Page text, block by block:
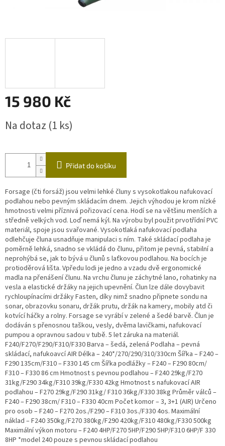
15 980 Kč
cena:
Na dotaz (1 ks)
Přidat do košíku
Forsage (čti forsáž) jsou velmi lehké čluny s vysokotlakou nafukovací
podlahou nebo pevným skládacím dnem. Jejich výhodou je krom nízké
hmotnosti velmi příznivá pořizovací cena. Hodí se na většinu menších a
středně velkých vod. Loď nemá kýl. Na výrobu byl použit prvotřídní PVC
materiál, spoje jsou svařované. Vysokotlaká nafukovací podlaha
odlehčuje čluna usnadňuje manipulaci s ním. Také skládací podlaha je
poměrně lehká, snadno se vkládá do člunu, přitom je pevná, stabilní a
neprohýbá se, jak to bývá u člunů s laťkovou podlahou. Na bocích je
protioděrová lišta. Vpředu lodi je jedno a vzadu dvě ergonomické
madla na přenášení člunu. Na vrchu člunu je záchytné lano, rohatinky na
vesla a elastické držáky na jejich upevnění. Člun lze dále dovybavit
rychloupínacími držáky Fasten, díky nimž snadno připnete sondu na
sonar, obrazovku sonaru, držák prutu, držák na kamery, mobily atd či
kotvící háčky a rolny. Forsage se vyrábí v zelené a šedé barvě. Člun je
dodáván s přenosnou taškou, vesly, dvěma lavičkami, nafukovací
pumpou a opravnou sadou v tubě. 5 let záruka na materiál.
F240/F270/F290/F310/F330 Barva – šedá, zelená Podlaha – pevná
skládací, nafukoavcí AIR Délka – 240*/270/290/310/330cm Šířka – F240 –
F290 135cm/F310 – F330 145 cm Šířka podlážky – F240 – F290 80cm/
F310 – F330 86 cm Hmotnost s pevnou podlahou – F240 29kg/F270
31kg/F290 34kg/F310 39kg/F330 42kg Hmotnost s nafukovací AIR
podlahou – F270 29kg/F290 31kg/ F310 36kg/F330 38kg Průměr válců –
F240 – F290 38cm/ F310 – F330 40cm Počet komor – 3, 3+1 (AIR) Určeno
pro osob – F240 – F270 2os./F290 – F310 3os./F330 4os. Maximální
náklad – F240 350kg/F270 380kg/F290 420kg/F310 480kg/F330 500kg
Maximální výkon motoru – F240 4HP/F270 5HP/F290 5HP/F310 6HP/F 330
8HP *model 240 pouze s pevnou skládací podlahou